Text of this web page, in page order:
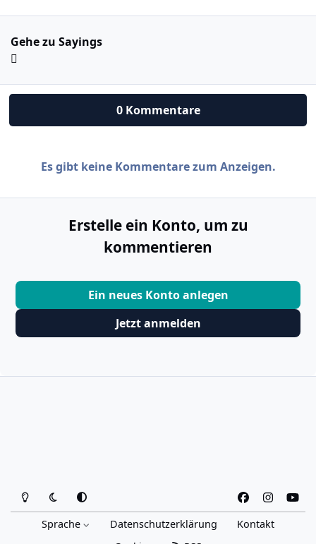
Gehe zu Sayings
0 Kommentare
Es gibt keine Kommentare zum Anzeigen.
Erstelle ein Konto, um zu
kommentieren
Ein neues Konto anlegen
Jetzt anmelden
Heller ModusDunkler Modus
Systemeinstellung
a
n
s
o
Sprache Datenschutzerklärung
Kontakt